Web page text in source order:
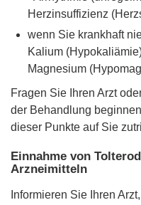
Herzinsuffizienz
wenn Sie krankhaft
Kalium
Magnesium
Fragen Sie Ihren Arzt
der Behandlung
dieser Punkte auf Sie
Einnahme von
Arzneimitteln
Informieren Sie Ihren